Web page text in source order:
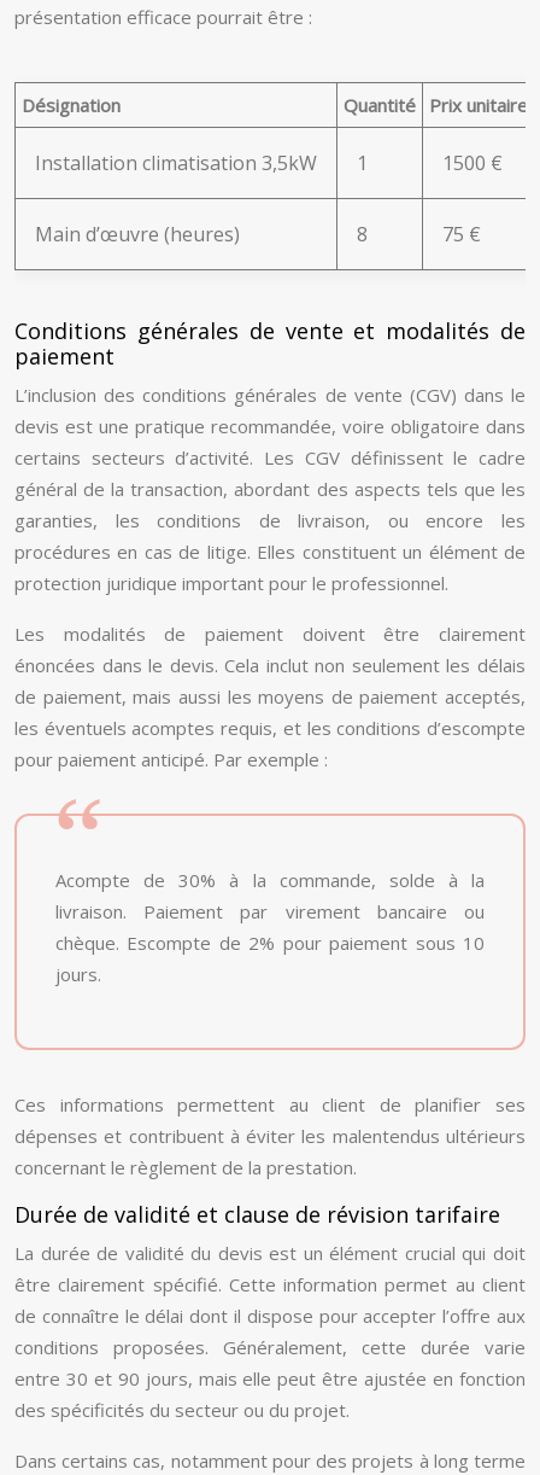
présentation efficace pourrait être :
Désignation Quantité Prix unitaire
Installation climatisation 3,5kW 1 1500 €
Main d’œuvre (heures) 8 75 €
Conditions générales de vente et modalités de
paiement
L’inclusion des conditions générales de vente (CGV) dans le
devis est une pratique recommandée, voire obligatoire dans
certains secteurs d’activité. Les CGV définissent le cadre
général de la transaction, abordant des aspects tels que les
garanties, les conditions de livraison, ou encore les
procédures en cas de litige. Elles constituent un élément de
protection juridique important pour le professionnel.
Les modalités de paiement doivent être clairement
énoncées dans le devis. Cela inclut non seulement les délais
de paiement, mais aussi les moyens de paiement acceptés,
les éventuels acomptes requis, et les conditions d’escompte
pour paiement anticipé. Par exemple :
Acompte de 30% à la commande, solde à la
livraison. Paiement par virement bancaire ou
chèque. Escompte de 2% pour paiement sous 10
jours.
Ces informations permettent au client de planifier ses
dépenses et contribuent à éviter les malentendus ultérieurs
concernant le règlement de la prestation.
Durée de validité et clause de révision tarifaire
La durée de validité du devis est un élément crucial qui doit
être clairement spécifié. Cette information permet au client
de connaître le délai dont il dispose pour accepter l’offre aux
conditions proposées. Généralement, cette durée varie
entre 30 et 90 jours, mais elle peut être ajustée en fonction
des spécificités du secteur ou du projet.
Dans certains cas, notamment pour des projets à long terme